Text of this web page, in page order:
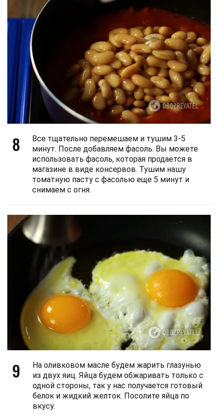
8
Все тщательно перемешаем и тушим 3-5
минут. После добавляем фасоль. Вы можете
использовать фасоль, которая продается в
магазине в виде консервов. Тушим нашу
томатную пасту с фасолью еще 5 минут и
снимаем с огня.
9
На оливковом масле будем жарить глазунью
из двух яиц. Яйца будем обжаривать только с
одной стороны, так у нас получается готовый
белок и жидкий желток. Посолите яйца по
вкусу.